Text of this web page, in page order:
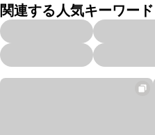
関連する人気キーワード